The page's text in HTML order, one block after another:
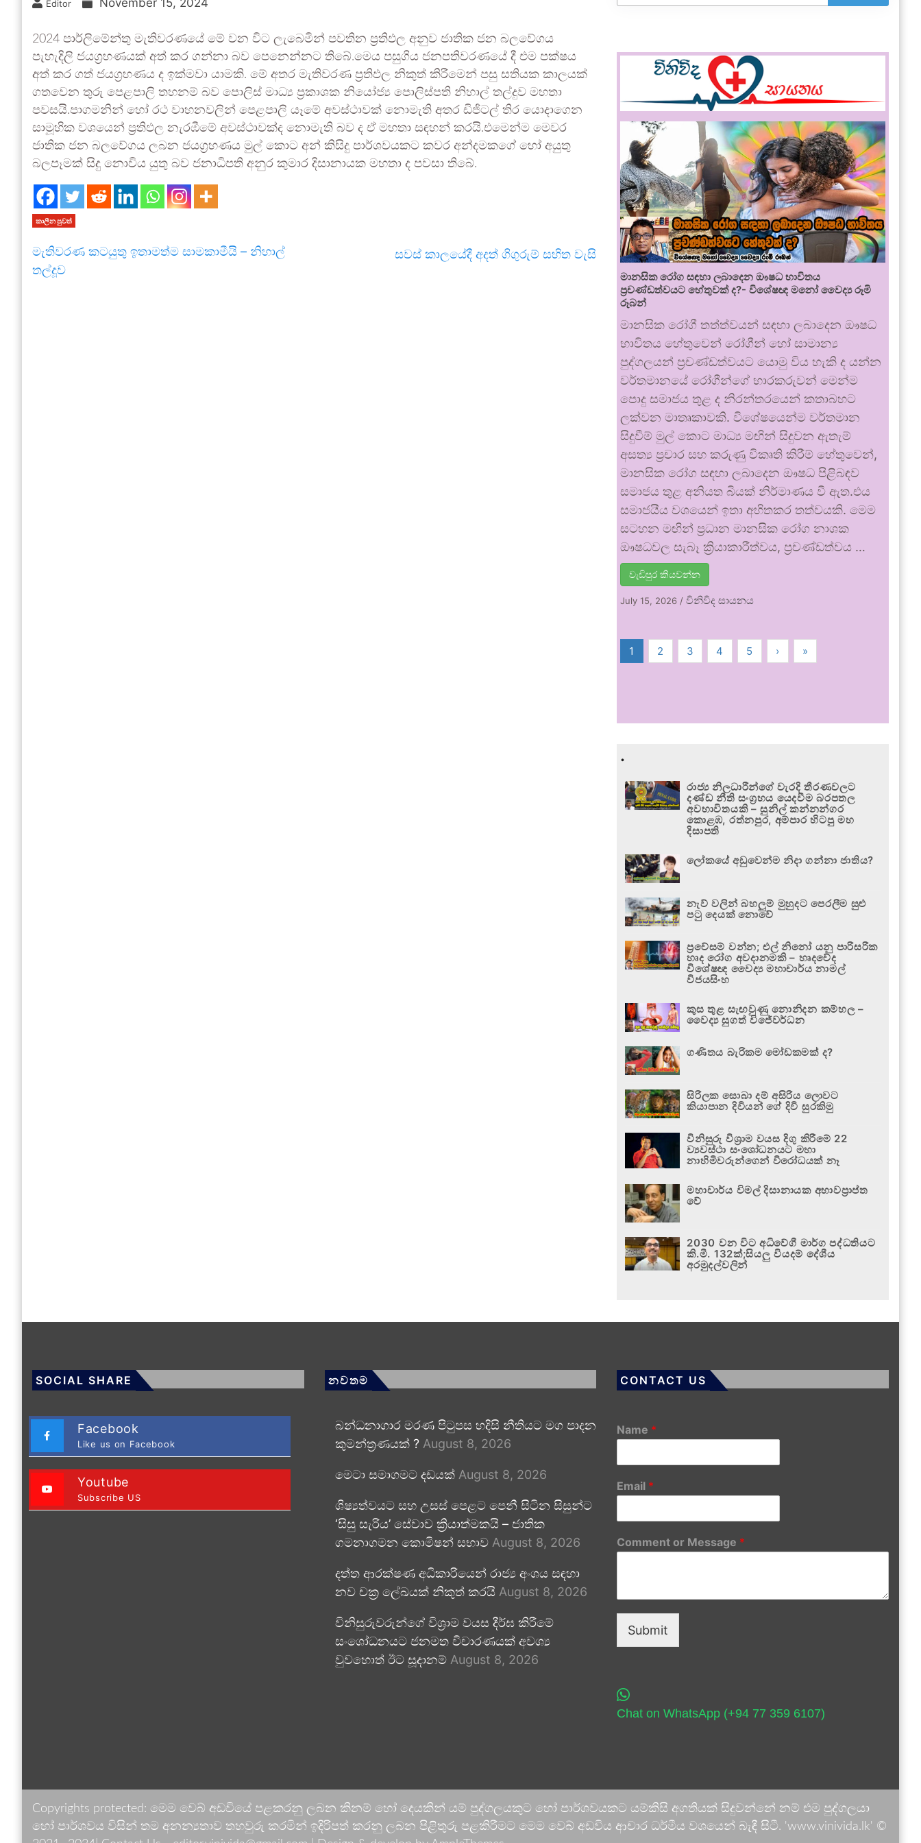
Editor November 15, 2024
2024 පාර්ලිමේන්තු මැතිවරණයේ මේ වන විට ලැබෙමින් පවතින ප්‍රතිඵල අනුව ජාතික ජන බලවේගය
පැහැදිලි ජයග්‍රහණයක් අත් කර ගන්නා බව පෙනෙන්නට තිබේ.මෙය පසුගිය ජනපතිවරණයේ දී එම පක්ෂය
අත් කර ගත් ජයග්‍රහණය ද ඉක්මවා යාමකි. මේ අතර මැතිවරණ ප්‍රතිඵල නිකුත් කිරීමෙන් පසු සතියක කාලයක්
ගතවෙන තුරු පෙළපාලි තහනම් බව පොලිස් මාධ්‍ය ප්‍රකාශක නියෝජ්‍ය පොලිස්පති නිහාල් තල්දුව මහතා
පවසයි.පාගමනින් හෝ රථ වාහනවලින් පෙළපාලි යෑමේ අවස්ථාවක් නොමැති අතර ඩිජිටල් තිර යොදාගෙන
සාමූහික වශයෙන් ප්‍රතිඵල නැරඹීමේ අවස්ථාවක්ද නොමැති බව ද ඒ මහතා සඳහන් කරයි.එමෙන්ම මෙවර
ජාතික ජන බලවේගය ලබන ජයග්‍රහණය මුල් කොට අන් කිසිදු පාර්ශවයකට කවර අන්දමකගේ හෝ අයුතු
බලපෑමක් සිදු නොවිය යුතු බව ජනාධිපති අනුර කුමාර දිසානායක මහතා ද පවසා තිබේ.
කාලීන පුවත්
මැතිවරණ කටයුතු ඉතාමත්ම සාමකාමීයි – නිහාල්
තල්දූව
සවස් කාලයේදී අදත් ගිගුරුම් සහිත වැසි
මානසික රෝග සඳහා ලබාදෙන ඖෂධ භාවිතය
ප්‍රචණ්ඩත්වයට හේතුවක් ද?- විශේෂඥ මනෝ වෛද්‍ය රූමි
රූබන්
මානසික රෝගී තත්ත්වයන් සඳහා ලබාදෙන ඖෂධ
භාවිතය හේතුවෙන් රෝගීන් හෝ සාමාන්‍ය
පුද්ගලයන් ප්‍රචණ්ඩත්වයට යොමු විය හැකි ද යන්න
වර්තමානයේ රෝගීන්ගේ භාරකරුවන් මෙන්ම
පොදු සමාජය තුළ ද නිරන්තරයෙන් කතාබහට
ලක්වන මාතෘකාවකි. විශේෂයෙන්ම වර්තමාන
සිදුවීම් මුල් කොට මාධ්‍ය මඟින් සිදුවන ඇතැම්
අසත්‍ය ප්‍රචාර සහ කරුණු විකෘති කිරීම් හේතුවෙන්,
මානසික රෝග සඳහා ලබාදෙන ඖෂධ පිළිබඳව
සමාජය තුළ අනියත බියක් නිර්මාණය වී ඇත.එය
සමාජයීය වශයෙන් ඉතා අහිතකර තත්වයකි. මෙම
සටහන මඟින් ප්‍රධාන මානසික රෝග නාශක
ඖෂධවල සැබෑ ක්‍රියාකාරීත්වය, ප්‍රචණ්ඩත්වය …
වැඩිපුර කියවන්න
July 15, 2026 /විනිවිද සායනය
1 2 3 4 5 › »
.
රාජ්‍ය නිලධාරීන්ගේ වැරදි තීරණවලට
දණ්ඩ නීති සංග්‍රහය යෙදවීම බරපතල
අවභාවිතයකි – සුනිල් කන්නන්ගර
කොළඹ, රත්නපුර, අම්පාර හිටපු මහ
දිසාපති
ලෝකයේ අඩුවෙන්ම නිදා ගන්නා ජාතිය?
නැව් වලින් බහලුම් මුහුදට පෙරලීම සුළු
පටු දෙයක් නොවේ
ප්‍රවේසම් වන්න; එල් නිනෝ යනු පාරිසරික
හෘද රෝග අවදානමකි – හෘදවේද
විශේෂඥ වෛද්‍ය මහාචාර්ය නාමල්
විජයසිංහ
කුස තුළ සැඟවුණු නොනිදන කම්හල –
වෛද්‍ය සුගත් විජේවර්ධන
ගණිතය බැරිකම මෝඩකමක් ද?
සිරිලක සොබා දම් අසිරිය ලොවට
කියාපාන දිවියන් ගේ දිවි සුරකිමු
විනිසුරු විශ්‍රාම වයස දිගු කිරීමේ 22
ව්‍යවස්ථා සංශෝධනයට මහා
නාහිමිවරුන්ගෙන් විරෝධයක් නෑ
මහාචාර්ය විමල් දිසානායක අභාවප්‍රාප්ත
වේ
2030 වන විට අධිවේගී මාර්ග පද්ධතියට
කි.මී. 132ක්;සියලු වියදම් දේශීය
අරමුදල්වලින්
SOCIAL SHARE
Facebook
Like us on Facebook
Youtube
Subscribe US
නවතම
බන්ධනාගාර මරණ පිටුපස හදිසි නීතියට මග පාදන
කුමන්ත්‍රණයක් ? August 8, 2026
මෙටා සමාගමට දඩයක් August 8, 2026
ශිෂ්‍යත්වයට සහ උසස් පෙළට පෙනී සිටින සිසුන්ට
‘සිසු සැරිය’ සේවාව ක්‍රියාත්මකයි – ජාතික
ගමනාගමන කොමිෂන් සභාව August 8, 2026
දත්ත ආරක්ෂණ අධිකාරියෙන් රාජ්‍ය අංශය සඳහා
නව චක්‍ර ලේඛයක් නිකුත් කරයි August 8, 2026
විනිසුරුවරුන්ගේ විශ්‍රාම වයස දීර්ඝ කිරීමේ
සංශෝධනයට ජනමත විචාරණයක් අවශ්‍ය
වුවහොත් ඊට සූදානම් August 8, 2026
CONTACT US
Name *
Email *
Comment or Message *
Submit
Chat on WhatsApp (+94 77 359 6107)
Copyrights protected: මෙම වෙබ් අඩවියේ පළකරනු ලබන කිනම් හෝ දෙයකින් යම් පුද්ගලයකුට හෝ පාර්ශවයකට යම්කිසි අගතියක් සිදුවන්නේ නම් එම පුද්ගලයා
හෝ පාර්ශවය විසින් තම අනන්‍යතාව තහවුරු කරමින් ඉදිරිපත් කරනු ලබන පිළිතුරු පළකිරීමට මෙම වෙබ් අඩවිය ආචාර ධර්මීය වශයෙන් බැඳී සිටී. 'www.vinivida.lk' ©